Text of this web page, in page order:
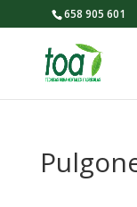
658 905 601